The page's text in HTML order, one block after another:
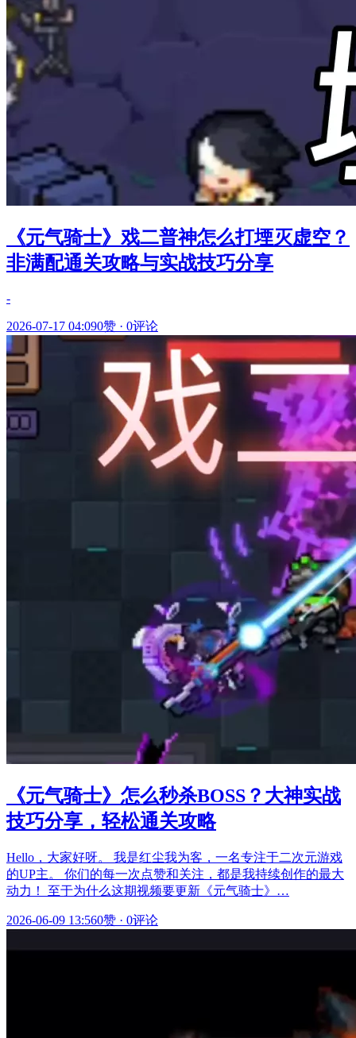
《元气骑士》戏二普神怎么打堙灭虚空？
非满配通关攻略与实战技巧分享
-
2026-07-17 04:090赞 · 0评论
《元气骑士》怎么秒杀BOSS？大神实战
技巧分享，轻松通关攻略
Hello，大家好呀。 我是红尘我为客，一名专注于二次元游戏
的UP主。 你们的每一次点赞和关注，都是我持续创作的最大
动力！ 至于为什么这期视频要更新《元气骑士》…
2026-06-09 13:560赞 · 0评论